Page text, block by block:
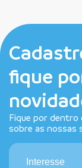
fique
Fique por dentro
sobre as nossas
Interesse